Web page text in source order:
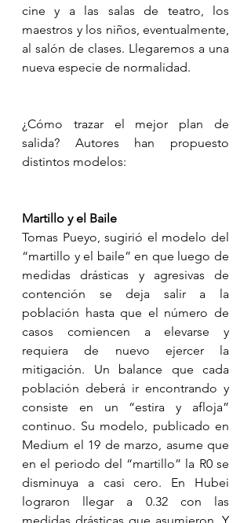
cine y a las salas de teatro, los
maestros y los niños, eventualmente,
al salón de clases. Llegaremos a una
nueva especie de normalidad.
¿Cómo trazar el mejor plan de
salida? Autores han propuesto
distintos modelos:
Martillo y el Baile
Tomas Pueyo, sugirió el modelo del
“martillo y el baile” en que luego de
medidas drásticas y agresivas de
contención se deja salir a la
población hasta que el número de
casos comiencen a elevarse y
requiera de nuevo ejercer la
mitigación. Un balance que cada
población deberá ir encontrando y
consiste en un “estira y afloja”
continuo. Su modelo, publicado en
Medium el 19 de marzo, asume que
en el periodo del “martillo” la R0 se
disminuya a casi cero. En Hubei
lograron llegar a 0.32 con las